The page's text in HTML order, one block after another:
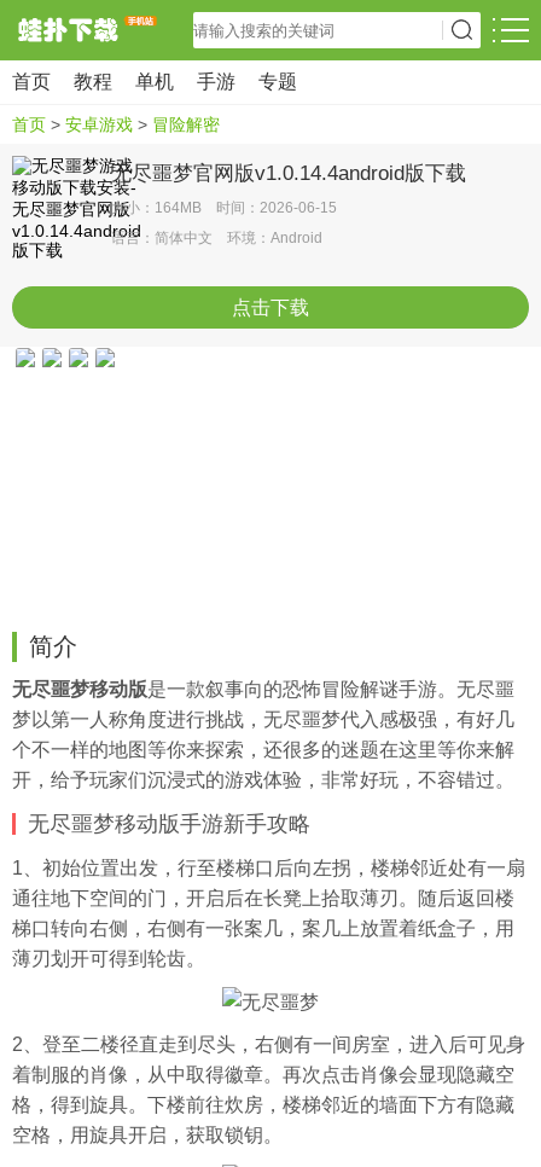
首页 教程 单机 手游 专题
首页 > 安卓游戏 > 冒险解密
无尽噩梦官网版v1.0.14.4android版下载
大小：164MB 时间：2026-06-15
语言：简体中文 环境：Android
点击下载
简介
无尽噩梦移动版是一款叙事向的恐怖冒险解谜手游。无尽噩
梦以第一人称角度进行挑战，无尽噩梦代入感极强，有好几
个不一样的地图等你来探索，还很多的迷题在这里等你来解
开，给予玩家们沉浸式的游戏体验，非常好玩，不容错过。
无尽噩梦移动版手游新手攻略
1、初始位置出发，行至楼梯口后向左拐，楼梯邻近处有一扇
通往地下空间的门，开启后在长凳上拾取薄刃。随后返回楼
梯口转向右侧，右侧有一张案几，案几上放置着纸盒子，用
薄刃划开可得到轮齿。
2、登至二楼径直走到尽头，右侧有一间房室，进入后可见身
着制服的肖像，从中取得徽章。再次点击肖像会显现隐藏空
格，得到旋具。下楼前往炊房，楼梯邻近的墙面下方有隐藏
空格，用旋具开启，获取锁钥。